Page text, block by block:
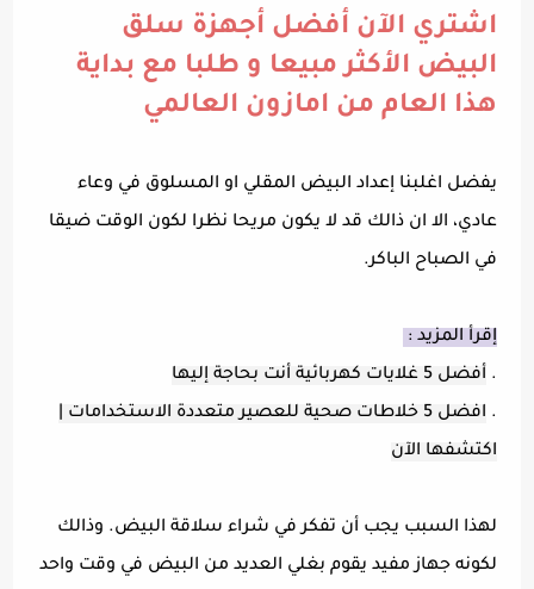
اشتري الآن أفضل أجهزة سلق
البيض الأكثر مبيعا و طلبا مع بداية
هذا العام من امازون العالمي
يفضل اغلبنا إعداد البيض المقلي او المسلوق في وعاء
عادي، الا ان ذالك قد لا يكون مريحا نظرا لكون الوقت ضيقا
في الصباح الباكر.
إقرأ المزيد :
. أفضل 5 غلايات كهربائية أنت بحاجة إليها
.
افضل 5 خلاطات صحية للعصير متعددة الاستخدامات |
اكتشفها الآن
لهذا السبب يجب أن تفكر في شراء سلاقة البيض. وذالك
لكونه جهاز مفيد يقوم بغلي العديد من البيض في وقت واحد